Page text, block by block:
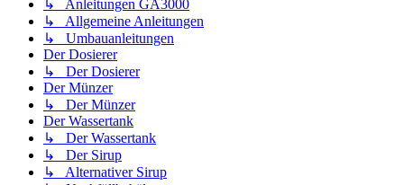
↳ Anleitungen GA3000
↳ Allgemeine Anleitungen
↳ Umbauanleitungen
Der Dosierer
↳ Der Dosierer
Der Münzer
↳ Der Münzer
Der Wassertank
↳ Der Wassertank
↳ Der Sirup
↳ Alternativer Sirup